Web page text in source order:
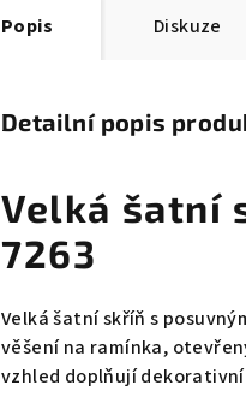
Popis Diskuze
Detailní popis
Velká šatní
7263
Velká šatní skříň s
věšení na ramínka,
vzhled doplňují